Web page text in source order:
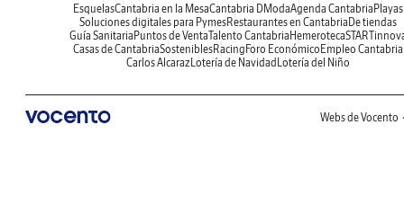
EsquelasCantabria en la MesaCantabria DModaAgenda CantabriaPlayas
Soluciones digitales para PymesRestaurantes en CantabriaDe tiendas
Guía SanitariaPuntos de VentaTalento CantabriaHemeroteca
Casas de CantabriaSosteniblesRacingForo EconómicoEmpleo Cantabria
Carlos AlcarazLotería de NavidadLotería del Niño
Webs de Vocento